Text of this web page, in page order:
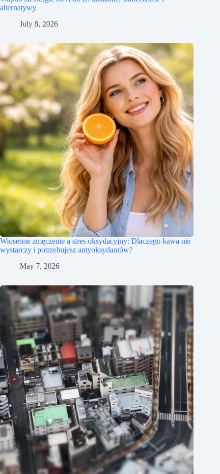
alternatywy
July 8, 2026
Wiosenne zmęczenie a stres oksydacyjny: Dlaczego kawa nie
wystarczy i potrzebujesz antyoksydantów?
May 7, 2026